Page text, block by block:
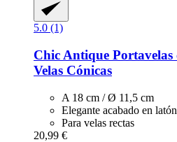
5.0 (1)
Chic Antique
Velas Cónicas
A 18 cm / Ø 11,5 cm
Elegante acabado en latón
Para velas rectas
20,99 €